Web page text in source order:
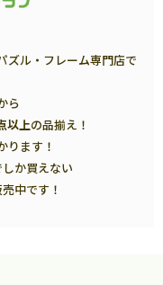
ズル・フレーム専門店で
ら
以上の品揃え！
ります！
か買えない
中です！